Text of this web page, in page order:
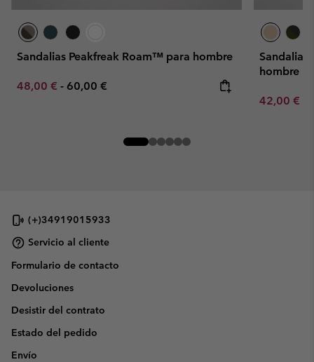
Sandalias Peakfreak Roam™ para hombre
Minimum sale price:
48,00 € - Maximum price:
60,00 €
Sandalias
hombre
Minimum
42,00 €
(+)34919015933
Servicio al cliente
Formulario de contacto
Devoluciones
Desistir del contrato
Estado del pedido
Envío